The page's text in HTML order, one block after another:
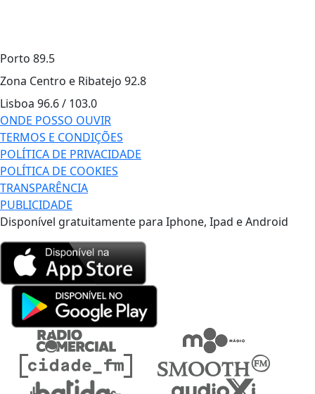
Porto 89.5
Zona Centro e Ribatejo 92.8
Lisboa 96.6 / 103.0
ONDE POSSO OUVIR
TERMOS E CONDIÇÕES
POLÍTICA DE PRIVACIDADE
POLÍTICA DE COOKIES
TRANSPARÊNCIA
PUBLICIDADE
Disponível gratuitamente para Iphone, Ipad e Android